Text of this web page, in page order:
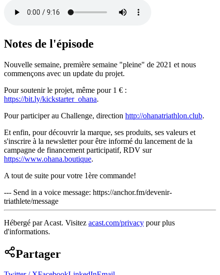
Notes de l'épisode
Nouvelle semaine, première semaine "pleine" de 2021 et nous
commençons avec un update du projet.
Pour soutenir le projet, même pour 1 € :
https://bit.ly/kickstarter_ohana.
Pour participer au Challenge, direction http://ohanatriathlon.club.
Et enfin, pour découvrir la marque, ses produits, ses valeurs et
s'inscrire à la newsletter pour être informé du lancement de la
campagne de financement participatif, RDV sur
https://www.ohana.boutique.
A tout de suite pour votre 1ère commande!
--- Send in a voice message: https://anchor.fm/devenir-
triathlete/message
Hébergé par Acast. Visitez acast.com/privacy pour plus
d'informations.
Partager